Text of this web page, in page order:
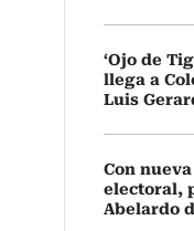
‘Ojo de
llega a
Luis
Con
electoral,
Abelardo